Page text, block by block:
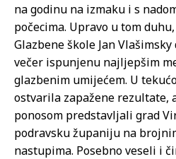
na godinu na izmaku i s
počecima. Upravo u tom
Glazbene škole Jan
večer ispunjenu najljepšim
glazbenim umijećem. U
ostvarila zapažene rezultate,
ponosom predstavljali grad
podravsku županiju na
nastupima. Posebno veseli i